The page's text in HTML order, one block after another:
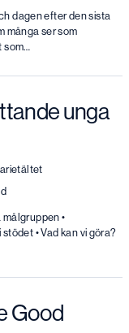
dagen efter den sista
många ser som
som…
unga
•
• Vad kan vi göra?
Good